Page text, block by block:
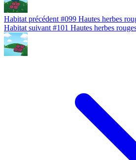
Habitat précédent #099 Hautes herbes
Habitat suivant #101 Hautes herbes